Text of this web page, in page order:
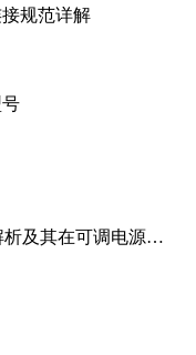
规范详解
析及其在可调电源设